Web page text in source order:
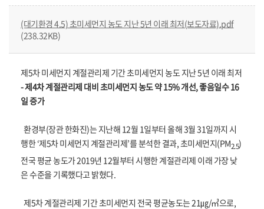
(대기환경 4.5) 초미세먼지 농도 지난 5년 이래 최저(보도자료).pdf
(238.32KB)
제5차 미세먼지 계절관리제 기간 초미세먼지 농도 지난 5년 이래 최저
- 제4차 계절관리제 대비 초미세먼지 농도 약 15% 개선, 좋음일수 16
일 증가
환경부(장관 한화진)는 지난해 12월 1일부터 올해 3월 31일까지 시
행한 ‘제5차 미세먼지 계절관리제’를 분석한 결과, 초미세먼지(PM2.5)
전국 평균 농도가 2019년 12월부터 시행한 계절관리제 이래 가장 낮
은 수준을 기록했다고 밝혔다.
제5차 계절관리제 기간 초미세먼지 전국 평균농도는 21㎍/㎥으로,